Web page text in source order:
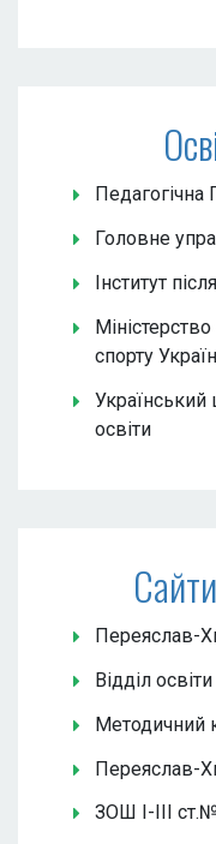
Педагогічна
Головне
Інститут
спорту
Український
освіти
Переяслав-
Відділ освіти
Методичний
Переяслав-
ЗОШ І-ІІІ